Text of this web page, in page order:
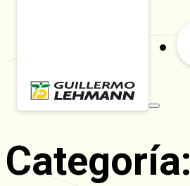
Categoría: